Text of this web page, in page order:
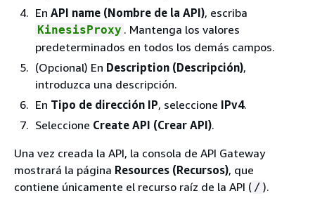
En API name (Nombre de la API), escriba
KinesisProxy . Mantenga los valores
predeterminados en todos los demás campos.
(Opcional) En Description (Descripción),
introduzca una descripción.
En Tipo de dirección IP, seleccione IPv4.
Seleccione Create API (Crear API).
Una vez creada la API, la consola de API Gateway
mostrará la página Resources (Recursos), que
contiene únicamente el recurso raíz de la API ( / ).